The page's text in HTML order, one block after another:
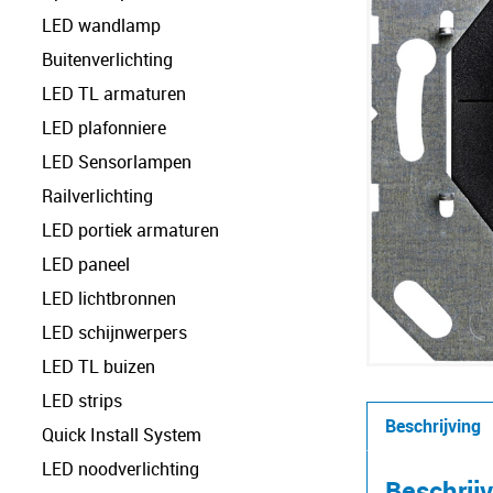
LED wandlamp
Buitenverlichting
LED TL armaturen
LED plafonniere
LED Sensorlampen
Railverlichting
LED portiek armaturen
LED paneel
LED lichtbronnen
LED schijnwerpers
LED TL buizen
LED strips
Quick Install System
LED noodverlichting
Beschrijving